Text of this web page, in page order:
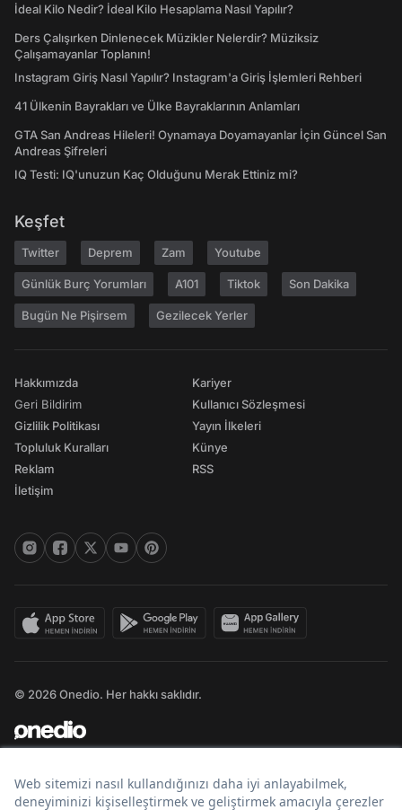
İdeal Kilo Nedir? İdeal Kilo Hesaplama Nasıl Yapılır?
Ders Çalışırken Dinlenecek Müzikler Nelerdir? Müziksiz
Çalışamayanlar Toplanın!
Instagram Giriş Nasıl Yapılır? Instagram'a Giriş İşlemleri Rehberi
41 Ülkenin Bayrakları ve Ülke Bayraklarının Anlamları
GTA San Andreas Hileleri! Oynamaya Doyamayanlar İçin Güncel San
Andreas Şifreleri
IQ Testi: IQ'unuzun Kaç Olduğunu Merak Ettiniz mi?
Keşfet
Twitter Deprem Zam Youtube
Günlük Burç Yorumları A101 Tiktok Son Dakika
Bugün Ne Pişirsem Gezilecek Yerler
Hakkımızda
Geri Bildirim
Gizlilik Politikası
Topluluk Kuralları
Reklam
İletişim
Kariyer
Kullanıcı Sözleşmesi
Yayın İlkeleri
Künye
RSS
© 2026 Onedio. Her hakkı saklıdır.
Bir markasıdır.